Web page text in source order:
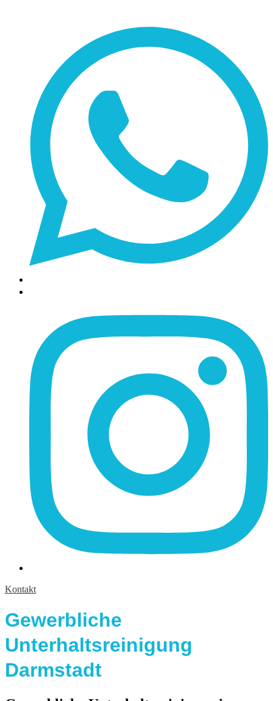
Kontakt
Gewerbliche
Unterhaltsreinigung
Darmstadt